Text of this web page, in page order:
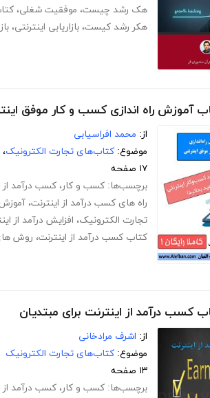
هک رشد چیست، موفقیت شغلی،
هکر رشد کیست، بازاریابی اینترنتی،
آموزش راه اندازی کسب و کار موفق
از: محمد افراسیابی
موضوع: کتاب‌های تجارت الکترونیک،
۱۷ صفحه
برچسب‌ها: کسب و کار، کسب درآمد از
راه های کسب درآمد از اینترنت،
تجارت الکترونیک، افزایش درآمد از
کتاب کسب درآمد از اینترنت، روش
کسب درآمد از اینترنت برای مبتدیان
از: اشرف مرادخانی
موضوع: کتاب‌های تجارت الکترونیک
۱۳ صفحه
برچسب‌ها: کسب و کار، کسب درآمد از